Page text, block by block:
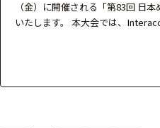
（金）に開催される「第83回 日
いたします。 本大会では、
における評価精度と検査効率を
通じてご覧いただけます。…